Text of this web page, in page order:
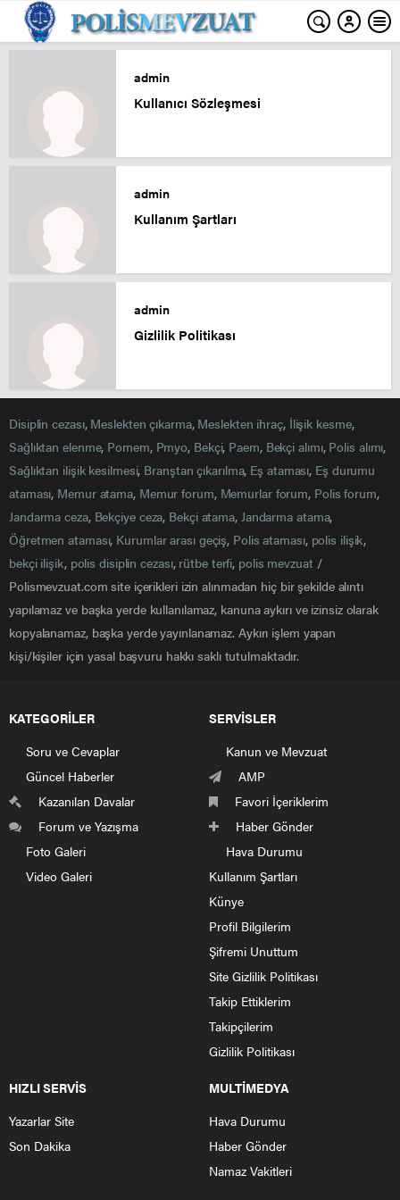
admin
Kullanıcı Sözleşmesi
admin
Kullanım Şartları
admin
Gizlilik Politikası
Disiplin cezası, Meslekten çıkarma, Meslekten ihraç, İlişik kesme,
Sağlıktan elenme, Pomem, Pmyo, Bekçi, Paem, Bekçi alımı, Polis alımı,
Sağlıktan ilişik kesilmesi, Branştan çıkarılma, Eş ataması, Eş durumu
ataması, Memur atama, Memur forum, Memurlar forum, Polis forum,
Jandarma ceza, Bekçiye ceza, Bekçi atama, Jandarma atama,
Öğretmen ataması, Kurumlar arası geçiş, Polis ataması, polis ilişik,
bekçi ilişik, polis disiplin cezası, rütbe terfi, polis mevzuat/
Polismevzuat.com site içerikleri izin alınmadan hiç bir şekilde alıntı
yapılamaz ve başka yerde kullanılamaz, kanuna aykırı ve izinsiz olarak
kopyalanamaz, başka yerde yayınlanamaz. Aykırı işlem yapan
kişi/kişiler için yasal başvuru hakkı saklı tutulmaktadır.
KATEGORİLER
Soru ve Cevaplar
Güncel Haberler
Kazanılan Davalar
Forum ve Yazışma
Foto Galeri
Video Galeri
SERVİSLER
Kanun ve Mevzuat
AMP
Favori İçeriklerim
Haber Gönder
Hava Durumu
Kullanım Şartları
Künye
Profil Bilgilerim
Şifremi Unuttum
Site Gizlilik Politikası
Takip Ettiklerim
Takipçilerim
Gizlilik Politikası
HIZLI SERVİS
Yazarlar Site
Son Dakika
MULTİMEDYA
Hava Durumu
Haber Gönder
Namaz Vakitleri